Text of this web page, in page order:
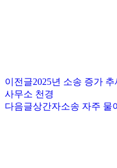
이전글2025년 소송 증가
사무소 천경
다음글상간자소송 자주 물